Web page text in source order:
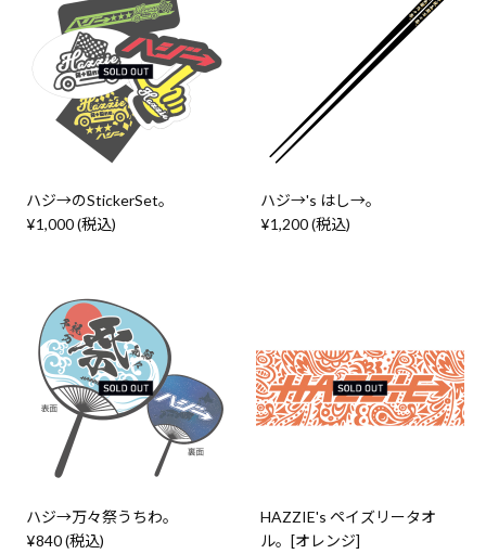
ハジ→のStickerSet。
¥1,000 (税込)
ハジ→'s はし→。
¥1,200 (税込)
ハジ→万々祭うちわ。
¥840 (税込)
HAZZIE's ペイズリータオ
ル。[オレンジ]